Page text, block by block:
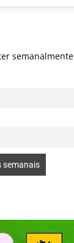
semanalmente